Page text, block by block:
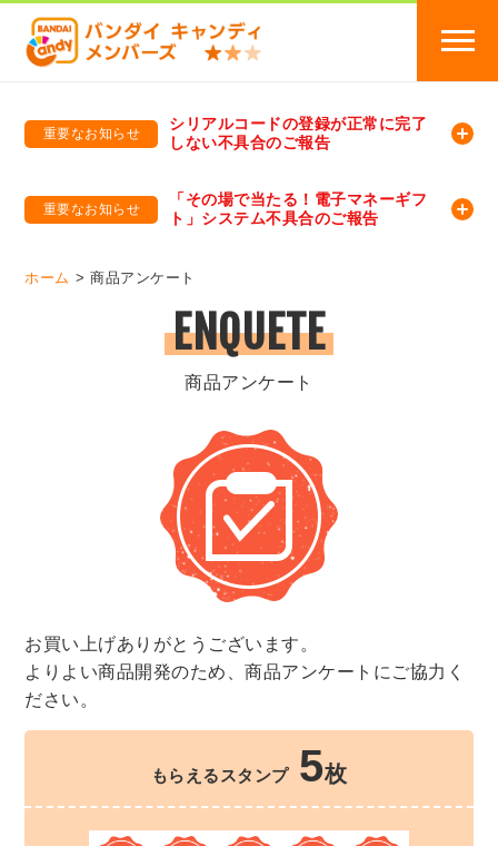
重要なお知らせ
シリアルコードの登録が正常に完了
しない不具合のご報告
重要なお知らせ
「その場で当たる！電子マネーギフ
ト」システム不具合のご報告
ホーム 商品アンケート
ENQUETE
商品アンケート
お買い上げありがとうございます。
よりよい商品開発のため、商品アンケートにご協力く
ださい。
もらえるスタンプ 5枚